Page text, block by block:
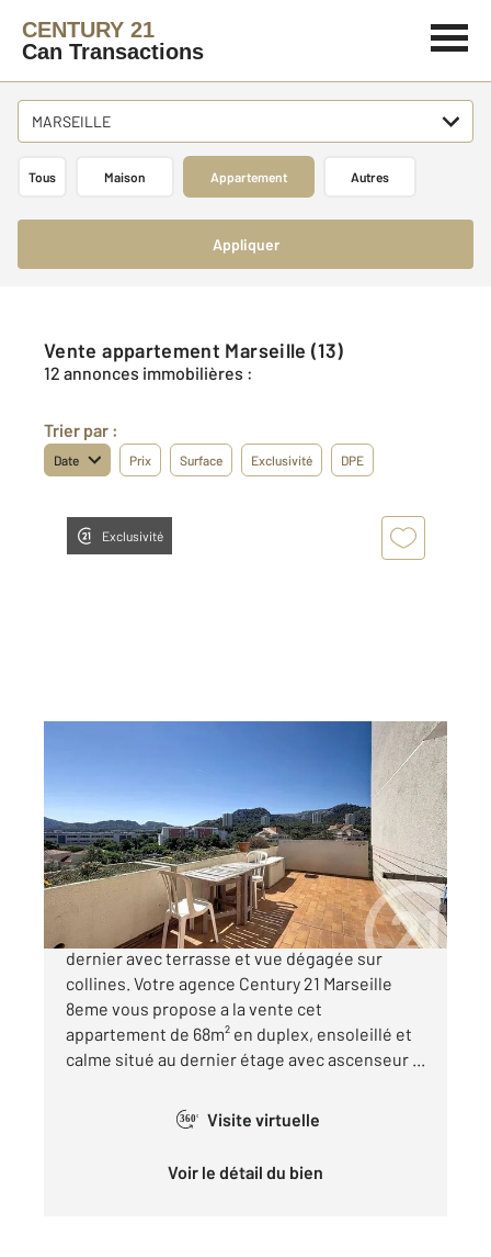
CENTURY 21
Can Transactions
MARSEILLE
Tous Maison Appartement Autres
Appliquer
Vente appartement Marseille (13)
12 annonces immobilières :
Trier par :
Date Prix Surface Exclusivité DPE
Exclusivité
Ref : 6119
Appartement F4 à vendre
260 000 €
MARSEILLE 13009 BONNEVEINE Type 4 en
dernier avec terrasse et vue dégagée sur
collines. Votre agence Century 21 Marseille
8eme vous propose a la vente cet
appartement de 68m² en duplex, ensoleillé et
calme situé au dernier étage avec ascenseur ...
360° Visite virtuelle
Voir le détail du bien